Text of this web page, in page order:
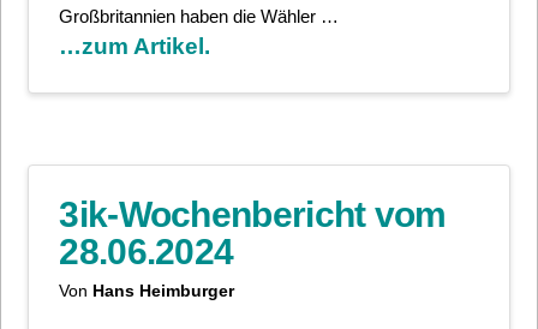
Großbritannien haben die Wähler …
…zum Artikel.
3ik-Wochenbericht vom
28.06.2024
Von Hans Heimburger